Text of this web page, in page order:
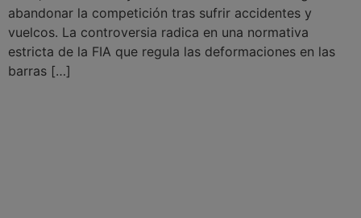
abandonar la competición tras sufrir accidentes y
vuelcos. La controversia radica en una normativa
estricta de la FIA que regula las deformaciones en las
barras […]